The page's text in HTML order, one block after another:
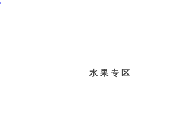
水 果 专 区